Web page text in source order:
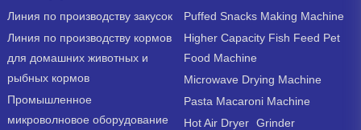
Линия по производству закусок
Линия по производству кормов
для домашних животных и
рыбных кормов
Промышленное
микроволновое оборудование
Puffed Snacks Making Machine
Higher Capacity Fish Feed Pet
Food Machine
Microwave Drying Machine
Pasta Macaroni Machine
Hot Air Dryer Grinder